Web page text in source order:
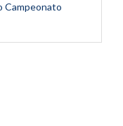
Campeonato